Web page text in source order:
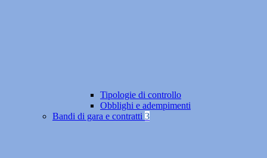
Tipologie di controllo
Obblighi e adempimenti
Bandi di gara e contratti 3